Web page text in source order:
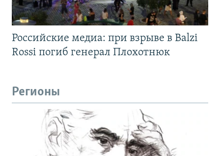
Российские медиа: при взрыве в Balzi
Rossi погиб генерал Плохотнюк
Регионы